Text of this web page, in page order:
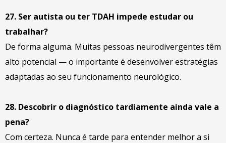
27. Ser autista ou ter TDAH impede estudar ou
trabalhar?
De forma alguma. Muitas pessoas neurodivergentes têm
alto potencial — o importante é desenvolver estratégias
adaptadas ao seu funcionamento neurológico.
28. Descobrir o diagnóstico tardiamente ainda vale a
pena?
Com certeza. Nunca é tarde para entender melhor a si